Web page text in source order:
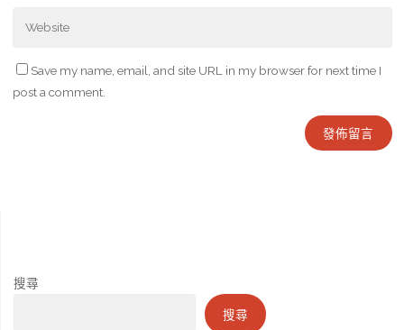
Save my name, email, and site URL in my browser for next time I
post a comment.
搜尋
搜尋